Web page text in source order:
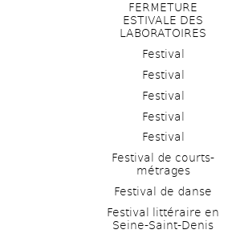
FERMETURE
ESTIVALE DES
LABORATOIRES
Festival
Festival
Festival
Festival
Festival
Festival de courts-
métrages
Festival de danse
Festival littéraire en
Seine-Saint-Denis